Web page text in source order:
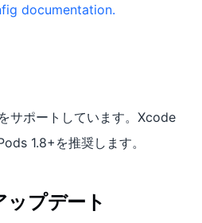
documentation.
サポートしています。Xcode
1.8+を推奨します。
プデート